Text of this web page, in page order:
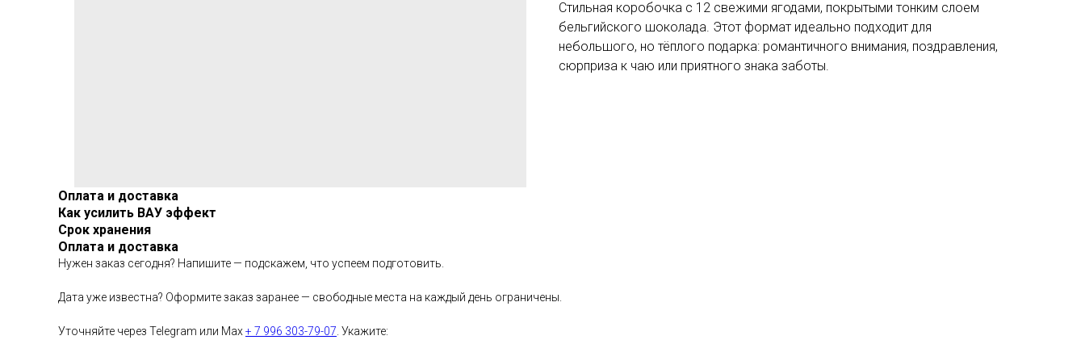
Стильная коробочка с 12 свежими ягодами, покрытыми тонким слоем
бельгийского шоколада. Этот формат идеально подходит для
небольшого, но тёплого подарка: романтичного внимания, поздравления,
сюрприза к чаю или приятного знака заботы.
Оплата и доставка
Как усилить ВАУ эффект
Срок хранения
Оплата и доставка
Нужен заказ сегодня? Напишите — подскажем, что успеем подготовить.
Дата уже известна? Оформите заказ заранее — свободные места на каждый день ограничены.
Уточняйте через Telegram или Max+ 7 996 303-79-07 . Укажите: